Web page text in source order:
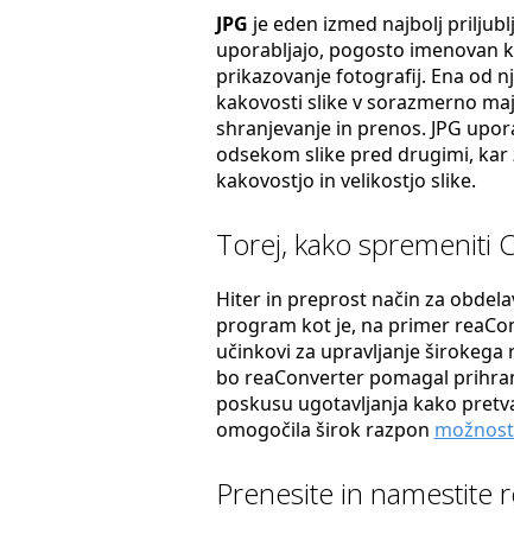
JPG je eden izmed najbolj
uporabljajo, pogosto imenovan
prikazovanje fotografij. Ena od
kakovosti slike v sorazmerno
shranjevanje in prenos. JPG
odsekom slike pred drugimi,
kakovostjo in velikostjo slike.
Torej, kako spremeniti
Hiter in preprost način za
program kot je, na primer
učinkovi za upravljanje
bo reaConverter pomagal
poskusu ugotavljanja kako
omogočila širok razpon
Prenesite in namestite